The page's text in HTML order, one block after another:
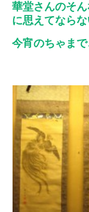
華堂さんのそ
に思えてならな
今宵のちゃま